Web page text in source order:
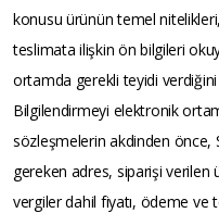
konusu ürünün temel
teslimata ilişkin ön bilgileri
ortamda gerekli teyidi
Bilgilendirmeyi elektronik
sözleşmelerin akdinden önce,
gereken adres, siparişi
vergiler dahil fiyatı, ödeme ve